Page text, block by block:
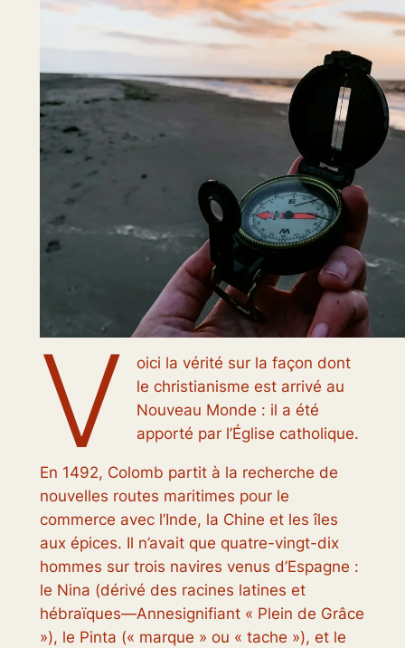
V
oici la vérité sur la façon dont
le christianisme est arrivé au
Nouveau Monde : il a été
apporté par l’Église catholique.
En 1492, Colomb partit à la recherche de
nouvelles routes maritimes pour le
commerce avec l’Inde, la Chine et les îles
aux épices. Il n’avait que quatre-vingt-dix
hommes sur trois navires venus d’Espagne :
le Nina (dérivé des racines latines et
hébraïques—Annesignifiant « Plein de Grâce
»), le Pinta (« marque » ou « tache »), et le